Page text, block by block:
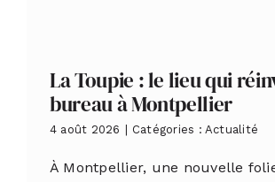
La Toupie : le lieu qui
bureau à Montpellier
4 août 2026 Catégories : Actualité
À Montpellier, une nouvelle